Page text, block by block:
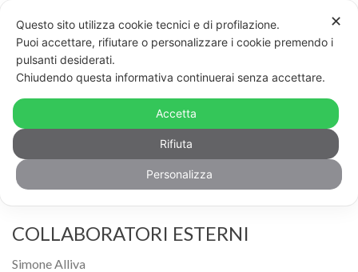
LA REDAZIONE
Dario Accolla
Caterina Coppola
Michele Giarratano
COLLABORATORI ESTERNI
Simone Alliva
✕
Questo sito utilizza cookie tecnici e di profilazione.
Puoi accettare, rifiutare o personalizzare i cookie premendo i
pulsanti desiderati.
Chiudendo questa informativa continuerai senza accettare.
Accetta
Rifiuta
Personalizza